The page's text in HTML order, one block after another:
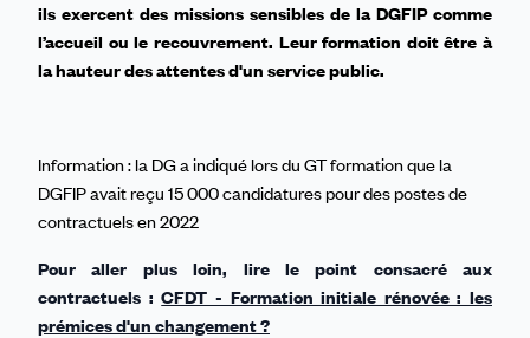
ils exercent des missions sensibles de la DGFIP comme
l’accueil ou le recouvrement. Leur formation doit être à
la hauteur des attentes d'un service public.
Information : la DG a indiqué lors du GT formation que la
DGFIP avait reçu 15 000 candidatures pour des postes de
contractuels en 2022
Pour aller plus loin, lire le point consacré aux
contractuels :CFDT - Formation initiale rénovée : les
prémices d'un changement ?